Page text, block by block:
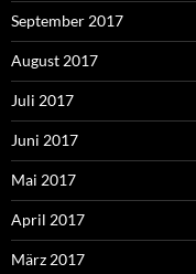
September 2017
August 2017
Juli 2017
Juni 2017
Mai 2017
April 2017
März 2017